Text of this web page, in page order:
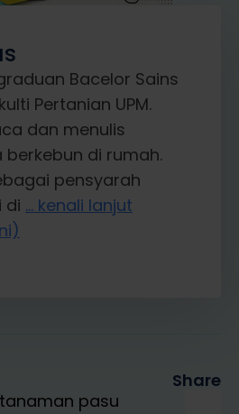
Bacelor Sains
Pertanian UPM.
dan menulis
di rumah.
pensyarah
di ... kenali lanjut
tanaman pasu
Share